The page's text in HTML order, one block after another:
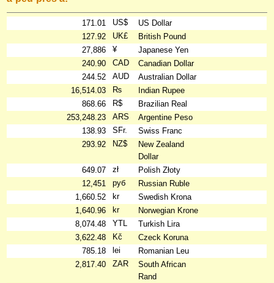
171.01 US$
US Dollar
127.92
UK£
British Pound
27,886
¥
Japanese Yen
240.90
CAD
Canadian Dollar
244.52
AUD
Australian Dollar
16,514.03
₨
Indian Rupee
868.66
R$
Brazilian Real
253,248.23
ARS
Argentine Peso
138.93
SFr.
Swiss Franc
293.92
NZ$
New Zealand
Dollar
649.07
zł
Polish Złoty
12,451
руб
Russian Ruble
1,660.52
kr
Swedish Krona
1,640.96
kr
Norwegian Krone
8,074.48
YTL
Turkish Lira
3,622.48
Kč
Czeck Koruna
785.18
lei
Romanian Leu
2,817.40
ZAR
South African
Rand